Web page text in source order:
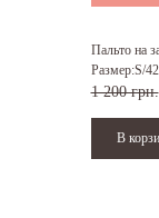
Пальто на
Размер:S/42
1 200 грн.